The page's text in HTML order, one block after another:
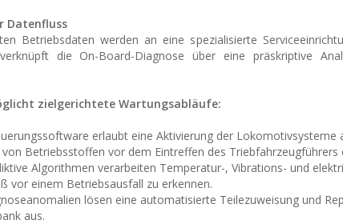
Datenfluss
Betriebsdaten werden an eine spezialisierte
die On-Board-Diagnose über eine präskriptive
zielgerichtete Wartungsabläufe:
erlaubt eine Aktivierung der Lokomotivsysteme
Betriebsstoffen vor dem Eintreffen des Triebfahrzeugführers
Algorithmen verarbeiten Temperatur-, Vibrations- und
vor einem Betriebsausfall zu erkennen.
lösen eine automatisierte Teilezuweisung und
aus.